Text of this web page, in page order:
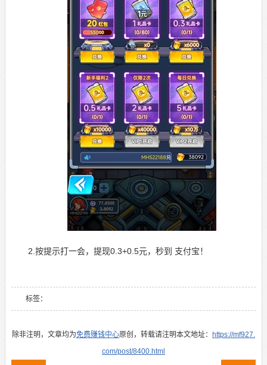
2.按提示打一会，提现0.3+0.5元，秒到 支付宝！
标签：
除非注明，文章均为免费赚钱中心原创，转载请注明本文地址：
https://mf927.
com/post/8400.html